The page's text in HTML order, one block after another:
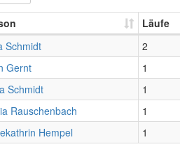
Läufe
Schmidt
2
Gernt
1
Schmidt
1
Rauschenbach
1
Hempel
1